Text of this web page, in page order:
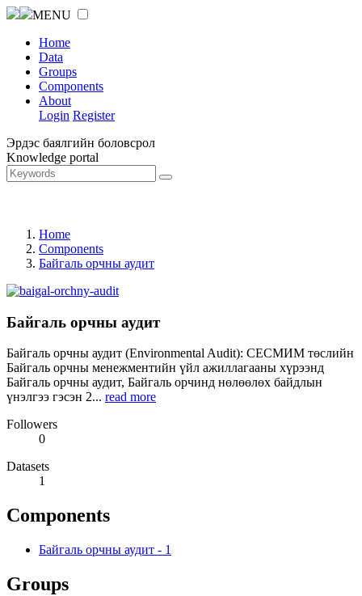
MENU
Home
Data
Groups
Components
About
Login Register
Эрдэс баялгийн боловсрол
Knowledge portal
Home
Components
Байгаль орчны аудит
Байгаль орчны аудит
Байгаль орчны аудит (Environmental Audit): СЕСМИМ төслийн
Байгаль орчны менежментийн үйл ажиллагааны хүрээнд
Байгаль орчны аудит, Байгаль орчинд нөлөөлөх байдлын
үнэлгээ гэсэн 2... read more
Followers
0
Datasets
1
Components
Байгаль орчны аудит - 1
Groups